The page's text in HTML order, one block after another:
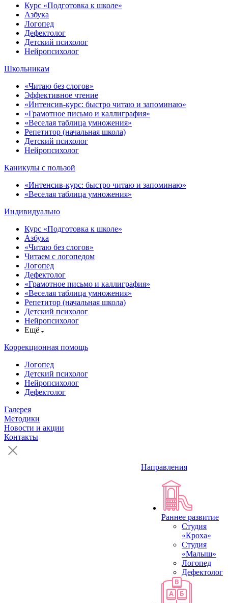
Курс «Подготовка к школе»
Азбука
Логопед
Дефектолог
Детский психолог
Нейропсихолог
Школьникам
«Читаю без слогов»
Эффективное чтение
«Интенсив-курс: быстро читаю и запоминаю»
«Грамотное письмо и каллиграфия»
«Веселая таблица умножения»
Репетитор (начальная школа)
Детский психолог
Нейропсихолог
Каникулы с пользой
«Интенсив-курс: быстро читаю и запоминаю»
«Веселая таблица умножения»
Индивидуально
Курс «Подготовка к школе»
Азбука
«Читаю без слогов»
Читаем с логопедом
Логопед
Дефектолог
«Грамотное письмо и каллиграфия»
«Веселая таблица умножения»
Репетитор (начальная школа)
Детский психолог
Нейропсихолог
Ещё
Коррекционная помощь
Логопед
Детский психолог
Нейропсихолог
Дефектолог
Галерея
Методики
Новости и акции
Контакты
Направления
Раннее развитие
Студия
«Кроха»
Студия
«Малыш»
Логопед
Дефектолог